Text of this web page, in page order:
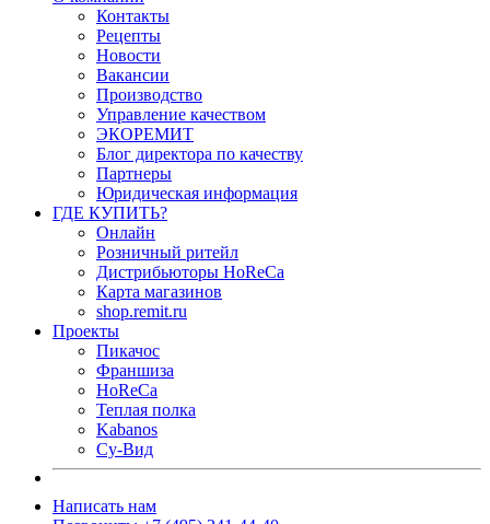
Контакты
Рецепты
Новости
Вакансии
Производство
Управление качеством
ЭКОРЕМИТ
Блог директора по качеству
Партнеры
Юридическая информация
ГДЕ КУПИТЬ?
Онлайн
Розничный ритейл
Дистрибьюторы HoReCa
Карта магазинов
shop.remit.ru
Проекты
Пикачос
Франшиза
HoReCa
Теплая полка
Kabanos
Су-Вид
Написать нам